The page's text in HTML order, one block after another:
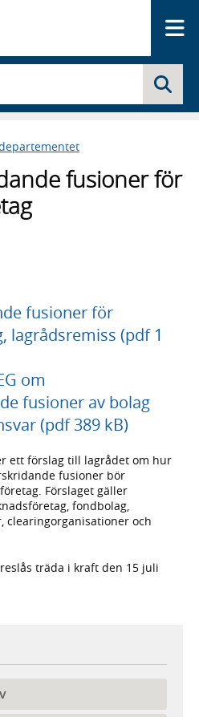
fusioner för
fusioner för
lagrådsremiss (pdf 1
om
fusioner av bolag
(pdf 389 kB)
ett förslag till lagrådet om hur
fusioner bör
Förslaget gäller
fondbolag,
clearingorganisationer och
träda i kraft den 15 juli